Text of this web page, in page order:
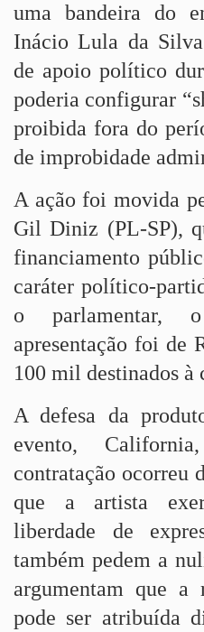
uma bandeira do
Inácio Lula da
de apoio político
poderia configurar
proibida fora do
de improbidade
A ação foi movida
Gil Diniz (PL-SP),
financiamento
caráter político-
o parlamentar,
apresentação foi de
100 mil destinados à
A defesa da
evento,
contratação ocorreu
que a artista
liberdade de
também pedem a
argumentam que a
pode ser atribuída